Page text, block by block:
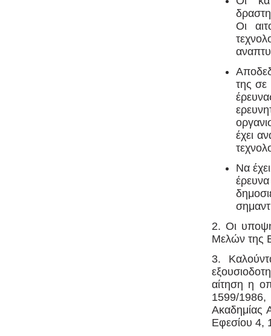
Οι
της σε
έχει
Να
2. Οι
Μελών της
3.
αίτηση η
1599/1986,
Εφεσίου 4,